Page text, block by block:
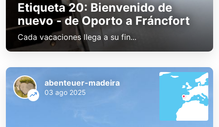
Etiqueta 20: Bienvenido de
nuevo - de Oporto a Fráncfort
Cada vacaciones llega a su fin...
abenteuer-madeira
03 ago 2025